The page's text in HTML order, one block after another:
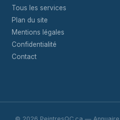
Tous les services
Plan du site
Mentions légales
Confidentialité
Contact